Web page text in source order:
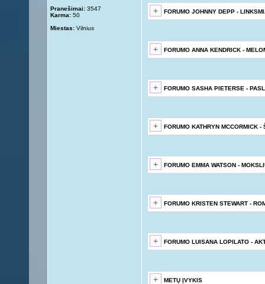
Pranešimai: 3547
Karma: 50
Miestas: Vilnius
FORUMO JOHNNY DEPP -
FORUMO ANNA KENDRICK -
FORUMO SASHA PIETERSE -
FORUMO KATHRYN MCCORMICK -
FORUMO EMMA WATSON -
FORUMO KRISTEN STEWART -
FORUMO LUISANA LOPILATO -
METŲ ĮVYKIS